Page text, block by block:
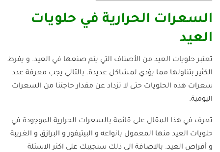
السعرات الحرارية في حلويات
العيد
تعتبر حلويات العيد من الأصناف التي يتم صنعها في العيد. و يفرط
الكثير بتناولها مما يؤدي لمشاكل عديدة. بالتالي يجب معرفة عدد
سعرات هذه الحلويات حتى لا تزداد عن مقدار حاجتنا من السعرات
اليومية.
تعرف في هذا المقال على قائمة بالسعرات الحرارية الموجودة في
حلويات العيد منها المعمول بانواعه و البيتيفور و البرازق و الغريبة
و أقراص العيد. بالاضافة الى ذلك سنجيبك على اكثر الاسئلة